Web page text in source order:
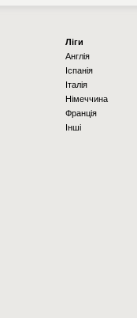
Ліги
Англія
Іспанія
Італія
Німеччина
Франція
Інші